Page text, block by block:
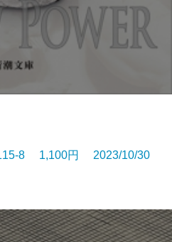
8 1,100円 2023/10/30